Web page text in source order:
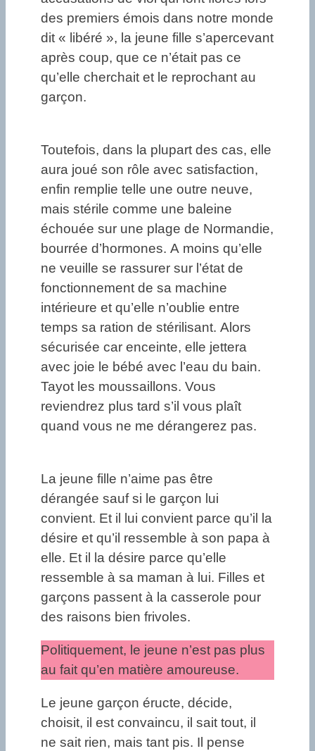
des premiers émois dans notre monde
dit « libéré », la jeune fille s’apercevant
après coup, que ce n’était pas ce
qu’elle cherchait et le reprochant au
garçon.
Toutefois, dans la plupart des cas, elle
aura joué son rôle avec satisfaction,
enfin remplie telle une outre neuve,
mais stérile comme une baleine
échouée sur une plage de Normandie,
bourrée d’hormones. A moins qu’elle
ne veuille se rassurer sur l’état de
fonctionnement de sa machine
intérieure et qu’elle n’oublie entre
temps sa ration de stérilisant. Alors
sécurisée car enceinte, elle jettera
avec joie le bébé avec l’eau du bain.
Tayot les moussaillons. Vous
reviendrez plus tard s’il vous plaît
quand vous ne me dérangerez pas.
La jeune fille n’aime pas être
dérangée sauf si le garçon lui
convient. Et il lui convient parce qu’il la
désire et qu’il ressemble à son papa à
elle. Et il la désire parce qu’elle
ressemble à sa maman à lui. Filles et
garçons passent à la casserole pour
des raisons bien frivoles.
Politiquement, le jeune n’est pas plus
au fait qu’en matière amoureuse.
Le jeune garçon éructe, décide,
choisit, il est convaincu, il sait tout, il
ne sait rien, mais tant pis. Il pense